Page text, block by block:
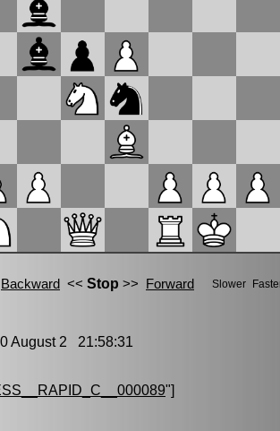
August 2 21:58:31
"]